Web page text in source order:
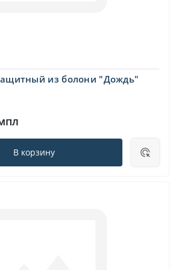
из болони "Дождь"
В корзину